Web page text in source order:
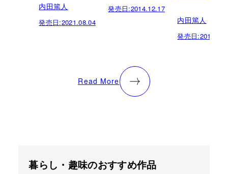
内田篤人
発売日:2021.08.04
発売日:2014.12.17
内田篤人
発売日:
Read More
暮らし・趣味のおすすめ作品